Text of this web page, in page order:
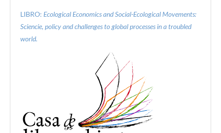
LIBRO: Ecological Economics and Social-Ecological Movements:
Sciencie, policy and challenges to global processes in a troubled
world.